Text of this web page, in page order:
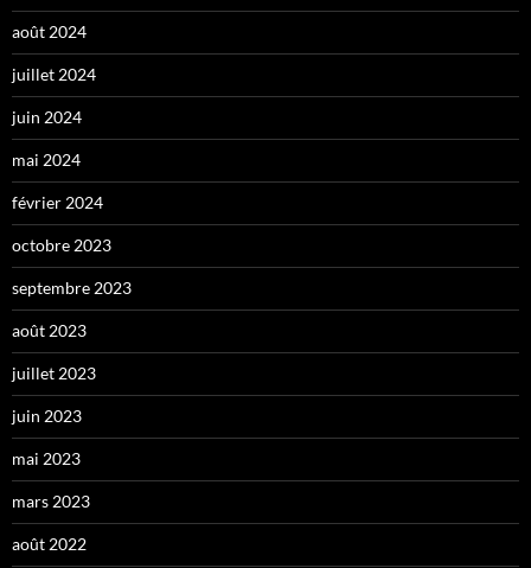
août 2024
juillet 2024
juin 2024
mai 2024
février 2024
octobre 2023
septembre 2023
août 2023
juillet 2023
juin 2023
mai 2023
mars 2023
août 2022